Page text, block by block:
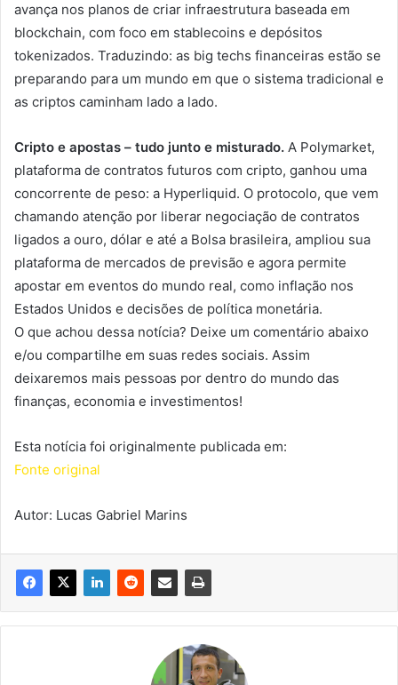
avança nos planos de criar infraestrutura baseada em
blockchain, com foco em stablecoins e depósitos
tokenizados. Traduzindo: as big techs financeiras estão se
preparando para um mundo em que o sistema tradicional e
as criptos caminham lado a lado.
Cripto e apostas – tudo junto e misturado. A Polymarket,
plataforma de contratos futuros com cripto, ganhou uma
concorrente de peso: a Hyperliquid. O protocolo, que vem
chamando atenção por liberar negociação de contratos
ligados a ouro, dólar e até a Bolsa brasileira, ampliou sua
plataforma de mercados de previsão e agora permite
apostar em eventos do mundo real, como inflação nos
Estados Unidos e decisões de política monetária.
O que achou dessa notícia? Deixe um comentário abaixo
e/ou compartilhe em suas redes sociais. Assim
deixaremos mais pessoas por dentro do mundo das
finanças, economia e investimentos!
Esta notícia foi originalmente publicada em:
Fonte original
Autor: Lucas Gabriel Marins